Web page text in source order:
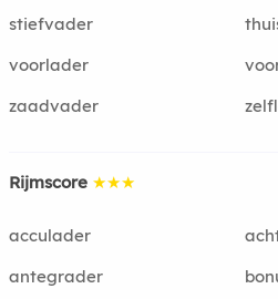
stiefvader
voorlader
zaadvader
Rijmscore ★★★
acculader
antegrader